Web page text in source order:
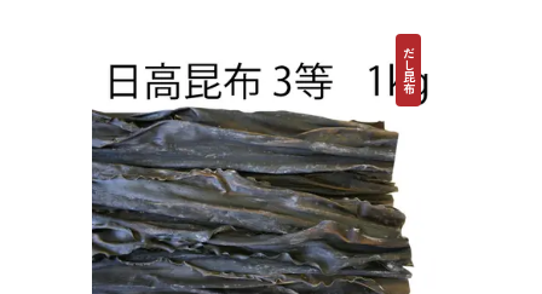
だし昆布